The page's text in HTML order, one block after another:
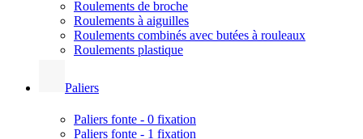
Roulements de broche
Roulements à aiguilles
Roulements combinés avec butées à rouleaux
Roulements plastique
Paliers
Paliers fonte - 0 fixation
Paliers fonte - 1 fixation